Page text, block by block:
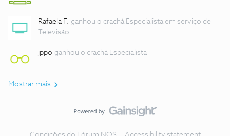
Rafaela F. ganhou o crachá Especialista em serviço de
Televisão
jppo ganhou o crachá Especialista
Mostrar mais